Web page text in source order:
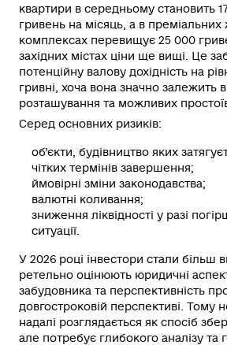
квартири в середньому становить
гривень на місяць, а в
комплексах перевищує 25 000
західних містах ціни ще вищі. Це
потенційну валову дохідність на
гривні, хоча вона значно залежить
розташування та можливих
Серед основних ризиків:
об’єкти, будівництво яких
чітких термінів завершення;
ймовірні зміни законодавства;
валютні коливання;
зниження ліквідності у разі
ситуації.
У 2026 році інвестори стали більш
ретельно оцінюють юридичні
забудовника та перспективність
довгостроковій перспективі. Тому
надалі розглядається як спосіб
але потребує глибокого аналізу та